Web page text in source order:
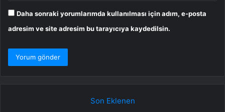
Daha sonraki yorumlarımda kullanılması için adım, e-posta
adresim ve site adresim bu tarayıcıya kaydedilsin.
Son Eklenen